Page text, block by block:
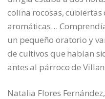
colina rocosas,
aromáticas…
un pequeño oratorio y
de cultivos que habían
antes al párroco de
Natalia Flores